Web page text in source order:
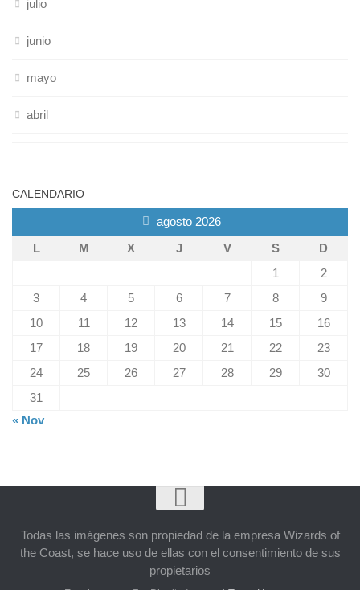
julio
junio
mayo
abril
CALENDARIO
agosto 2026
L
M X J V S
D
1
2
3
4 5 6 7 8
9
10
11 12 13 14 15
16
17
18 19 20 21 22
23
24
25 26 27 28 29
30
31
« Nov
Todas las imágenes son propiedad de la empresa Wizards of
the Coast, se hace uso de ellas con el consentimiento de sus
propietarios